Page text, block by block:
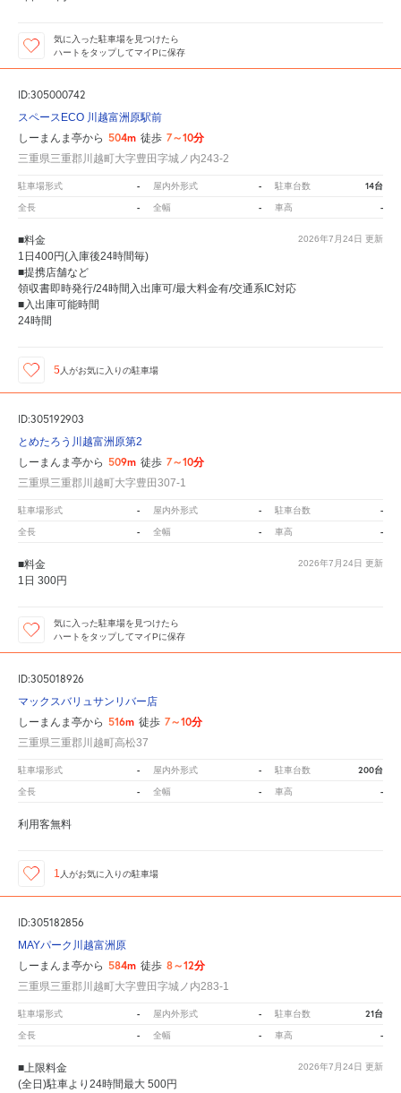
気に入った駐車場を見つけたら
ハートをタップしてマイPに保存
ID:305000742
スペースECO 川越富洲原駅前
しーまんま亭から 504m 徒歩 7～10分
三重県三重郡川越町大字豊田字城ノ内243-2
駐車場形式 - 屋内外形式 - 駐車台数 14台
全長 - 全幅 - 車高 -
2026年7月24日 更新
■料金
1日400円(入庫後24時間毎)
■提携店舗など
領収書即時発行/24時間入出庫可/最大料金有/交通系IC対応
■入出庫可能時間
24時間
5 人がお気に入りの駐車場
ID:305192903
とめたろう川越富洲原第2
しーまんま亭から 509m 徒歩 7～10分
三重県三重郡川越町大字豊田307-1
駐車場形式 - 屋内外形式 - 駐車台数 -
全長 - 全幅 - 車高 -
2026年7月24日 更新
■料金
1日 300円
気に入った駐車場を見つけたら
ハートをタップしてマイPに保存
ID:305018926
マックスバリュサンリバー店
しーまんま亭から 516m 徒歩 7～10分
三重県三重郡川越町高松37
駐車場形式 - 屋内外形式 - 駐車台数 200台
全長 - 全幅 - 車高 -
利用客無料
1 人がお気に入りの駐車場
ID:305182856
MAYパーク川越富洲原
しーまんま亭から 584m 徒歩 8～12分
三重県三重郡川越町大字豊田字城ノ内283-1
駐車場形式 - 屋内外形式 - 駐車台数 21台
全長 - 全幅 - 車高 -
2026年7月24日 更新
■上限料金
(全日)駐車より24時間最大 500円